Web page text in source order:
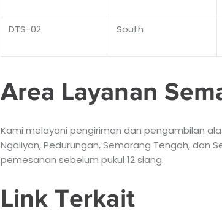
DTS-02 South
Area Layanan
Kami melayani pengiriman dan pengambilan
Ngaliyan, Pedurungan, Semarang Tengah, dan
pemesanan sebelum pukul 12 siang.
Link Terkait